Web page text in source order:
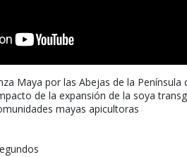
Maya por las Abejas de la Península
de la expansión de la soya
mayas apicultoras